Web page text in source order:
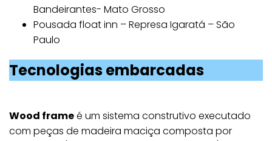
Bandeirantes- Mato Grosso
Pousada float inn – Represa Igaratá – São
Paulo
Tecnologias embarcadas
Wood frameé um sistema construtivo executado
com peças de madeira maciça composta por